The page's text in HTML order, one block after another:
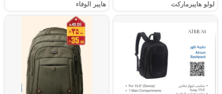
لولو هايبرماركت هايبر الوفاء